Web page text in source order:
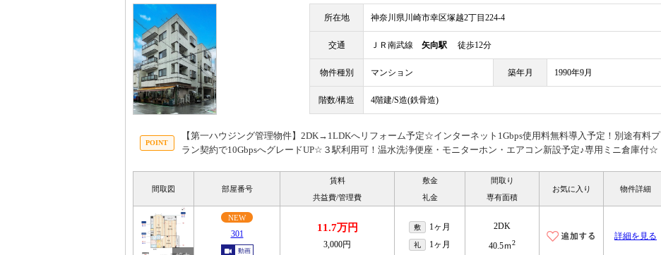
所在地 神奈川県川崎市幸区塚越2丁目224-4
交通 ＪＲ南武線 矢向駅 徒歩12分
物件種別 マンション 築年月 1990年9月
階数/構造 4階建/S造(鉄骨造)
【第一ハウジング管理物件】2DK→1LDKへリフォーム予定☆インターネット1Gbps使用料無料導入予定！別途有料プ
ラン契約で10GbpsへグレードUP☆３駅利用可！温水洗浄便座・モニターホン・エアコン新設予定♪専用ミニ倉庫付☆
間取図 部屋番号
賃料
共益費/管理費
敷金
礼金
間取り
専有面積
お気に入り 物件詳細
NEW
301
動画
11.7万円
3,000円
敷 1ヶ月
礼 1ヶ月
2DK
40.5ｍ2
詳細を見る